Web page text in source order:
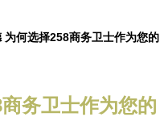
为何选择258商务卫士作为您的
务卫士作为您的